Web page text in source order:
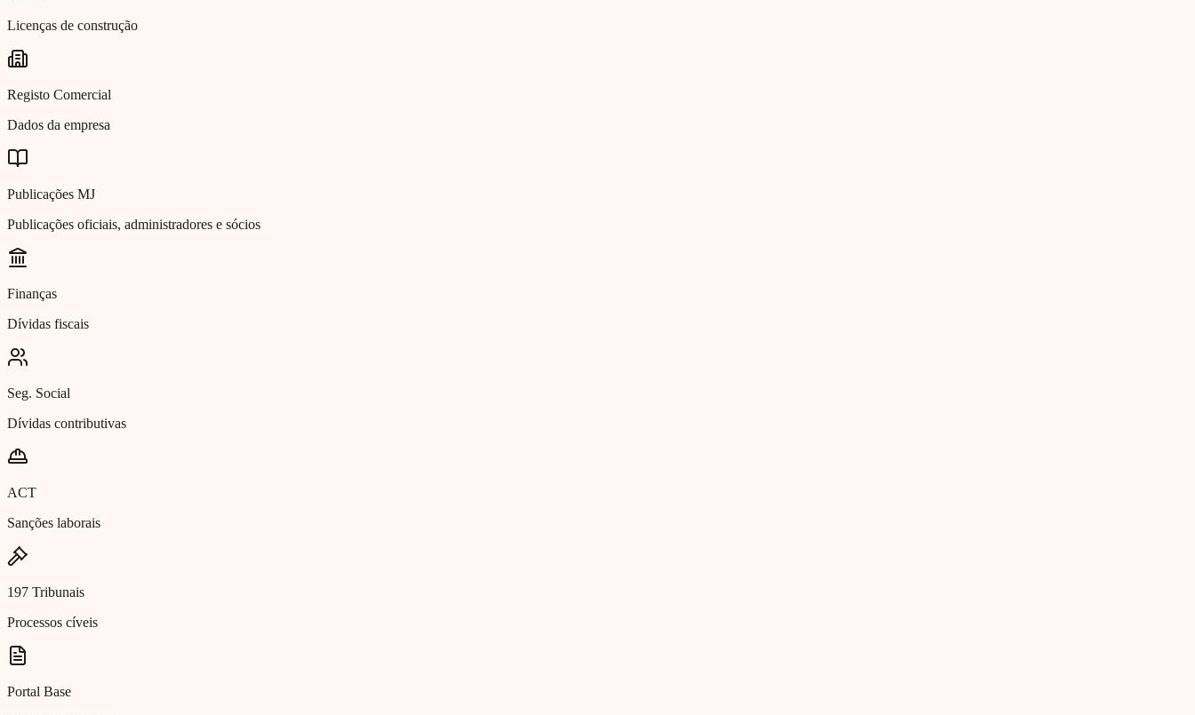
Licenças de construção
Registo Comercial
Dados da empresa
Publicações MJ
Publicações oficiais, administradores e sócios
Finanças
Dívidas fiscais
Seg. Social
Dívidas contributivas
ACT
Sanções laborais
197 Tribunais
Processos cíveis
Portal Base